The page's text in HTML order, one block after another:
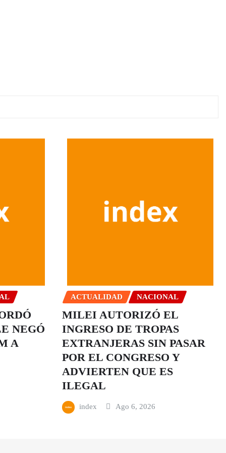
NEGÓ
A
ACTUALIDAD NACIONAL
MILEI AUTORIZÓ EL
INGRESO DE TROPAS
EXTRANJERAS SIN PASAR
POR EL CONGRESO Y
ADVIERTEN QUE ES
ILEGAL
index Ago 6, 2026